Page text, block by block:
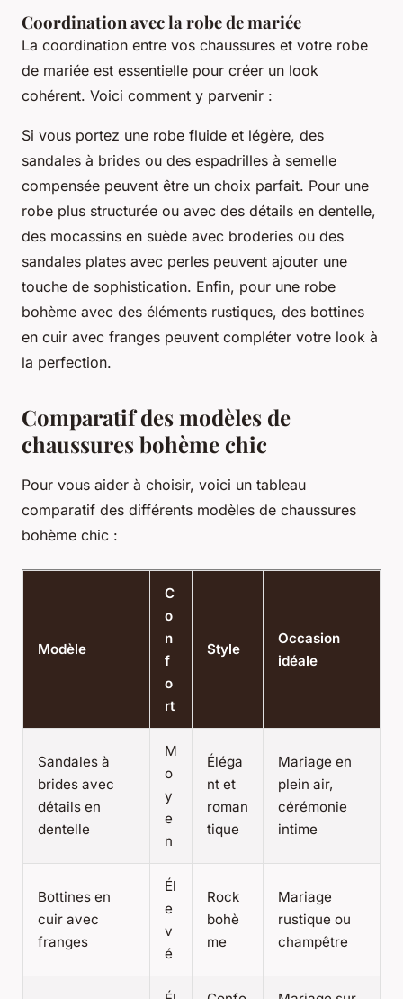
Coordination avec la robe de mariée
La coordination entre vos chaussures et votre robe
de mariée est essentielle pour créer un look
cohérent. Voici comment y parvenir :
Si vous portez une robe fluide et légère, des
sandales à brides ou des espadrilles à semelle
compensée peuvent être un choix parfait. Pour une
robe plus structurée ou avec des détails en dentelle,
des mocassins en suède avec broderies ou des
sandales plates avec perles peuvent ajouter une
touche de sophistication. Enfin, pour une robe
bohème avec des éléments rustiques, des bottines
en cuir avec franges peuvent compléter votre look à
la perfection.
Comparatif des modèles de
chaussures bohème chic
Pour vous aider à choisir, voici un tableau
comparatif des différents modèles de chaussures
bohème chic :
Modèle
C
o
n
f
o
rt
Style
Occasion
idéale
Sandales à
brides avec
détails en
dentelle
M
o
y
e
n
Éléga
nt et
roman
tique
Mariage en
plein air,
cérémonie
intime
Bottines en
cuir avec
franges
Él
e
v
é
Rock
bohè
me
Mariage
rustique ou
champêtre